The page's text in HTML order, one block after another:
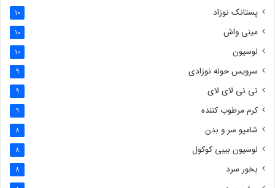
پستانک نوزاد 10
مینی واش 10
لوسیون 10
سرویس حوله نوزادی 9
نی نی لای لای 9
کرم مرطوب کننده 9
شامپو سر و بدن 8
لوسیون بیبی کوکول 8
بخور سرد 8